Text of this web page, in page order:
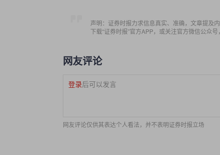
声明：证券时报力求信息真实、准确，文章提及
下载“证券时报”官方APP，或关注官方微信公众
网友评论
登录后可以发言
网友评论仅供其表达个人看法，并不表明证券时报立场